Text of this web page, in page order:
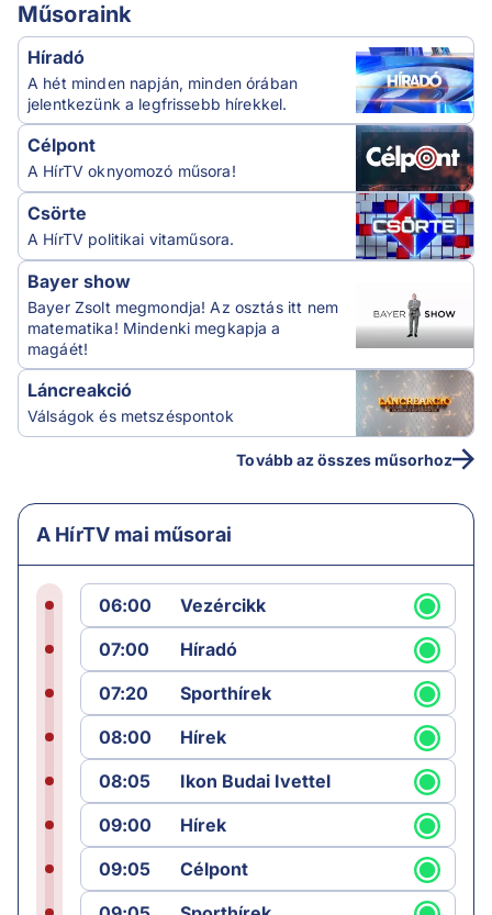
Műsoraink
Híradó
A hét minden napján, minden órában
jelentkezünk a legfrissebb hírekkel.
Célpont
A HírTV oknyomozó műsora!
Csörte
A HírTV politikai vitaműsora.
Bayer show
Bayer Zsolt megmondja! Az osztás itt nem
matematika! Mindenki megkapja a
magáét!
Láncreakció
Válságok és metszéspontok
Tovább az összes műsorhoz
A HírTV mai műsorai
06:00
Vezércikk
07:00
Híradó
07:20
Sporthírek
08:00
Hírek
08:05
Ikon Budai Ivettel
09:00
Hírek
09:05
Célpont